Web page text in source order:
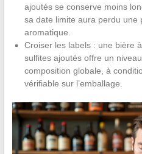
ajoutés se conserve moins
sa date limite aura perdu une
aromatique.
Croiser les labels : une bière
sulfites ajoutés offre un
composition globale, à
vérifiable sur l’emballage.